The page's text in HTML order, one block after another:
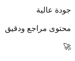
جودة عالية
محتوى مراجع ودقيق
🚀